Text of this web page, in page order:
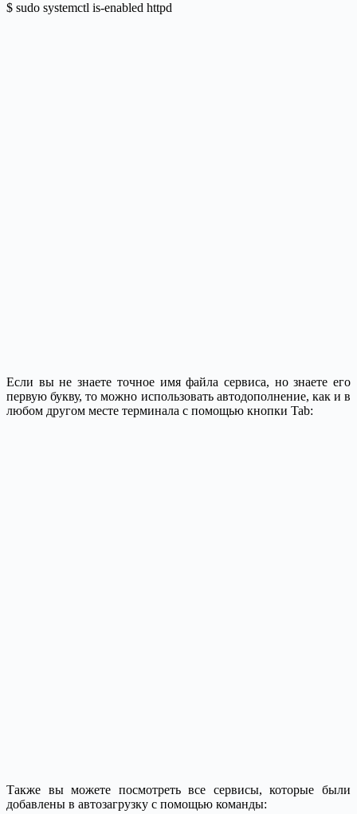
$ sudo systemctl is-enabled httpd
Если вы не знаете точное имя файла сервиса, но знаете его
первую букву, то можно использовать автодополнение, как и в
любом другом месте терминала с помощью кнопки Tab:
Также вы можете посмотреть все сервисы, которые были
добавлены в автозагрузку с помощью команды: